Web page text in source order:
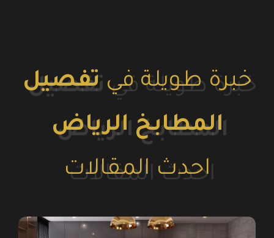
خبرة طويلة في تفصيل
المطابخ الرياض
احدث المقالات